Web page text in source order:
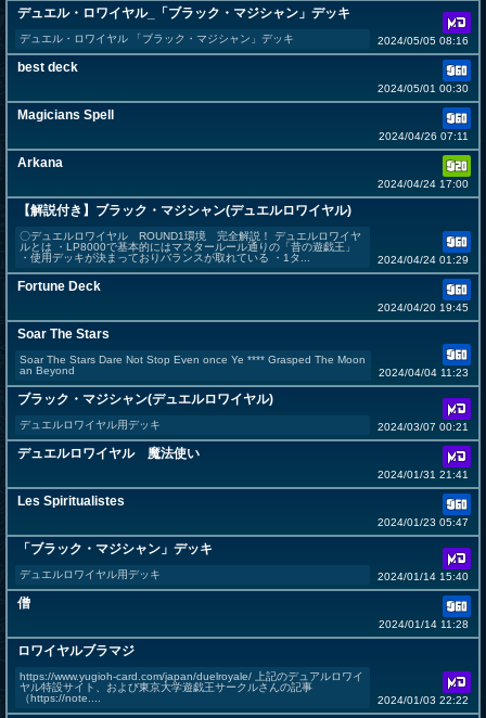
デュエル・ロワイヤル_「ブラック・マジシャン」デッキ
デュエル・ロワイヤル 「ブラック・マジシャン」デッキ 2024/05/05 08:16
best deck
2024/05/01 00:30
Magicians Spell
2024/04/26 07:11
Arkana
2024/04/24 17:00
【解説付き】ブラック・マジシャン(デュエルロワイヤル)
〇デュエルロワイヤル ROUND1環境 完全解説！ デュエルロワイヤ
ルとは ・LP8000で基本的にはマスタールール通りの「昔の遊戯王」
・使用デッキが決まっておりバランスが取れている ・1タ...
2024/04/24 01:29
Fortune Deck
2024/04/20 19:45
Soar The Stars
Soar The Stars Dare Not Stop Even once Ye **** Grasped The Moon
an Beyond
2024/04/04 11:23
ブラック・マジシャン(デュエルロワイヤル)
デュエルロワイヤル用デッキ 2024/03/07 00:21
デュエルロワイヤル 魔法使い
2024/01/31 21:41
Les Spiritualistes
2024/01/23 05:47
「ブラック・マジシャン」デッキ
デュエルロワイヤル用デッキ 2024/01/14 15:40
僧
2024/01/14 11:28
ロワイヤルブラマジ
https://www.yugioh-card.com/japan/duelroyale/ 上記のデュアルロワイ
ヤル特設サイト、および東京大学遊戯王サークルさんの記事
（https://note....
2024/01/03 22:22